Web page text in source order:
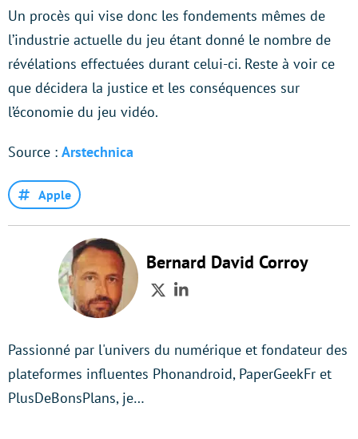
Un procès qui vise donc les fondements mêmes de
l’industrie actuelle du jeu étant donné le nombre de
révélations effectuées durant celui-ci. Reste à voir ce
que décidera la justice et les conséquences sur
l’économie du jeu vidéo.
Source : Arstechnica
Apple
Bernard David Corroy
TwitterLinkedIn
Passionné par l'univers du numérique et fondateur des
plateformes influentes Phonandroid, PaperGeekFr et
PlusDeBonsPlans, je…